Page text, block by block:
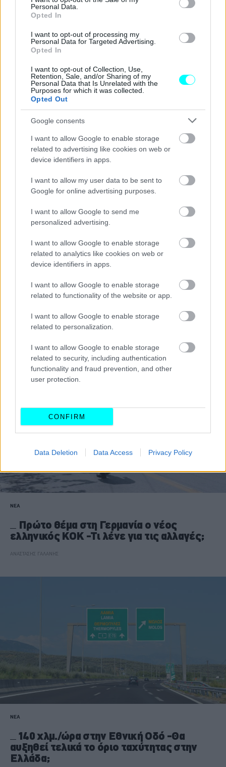
Personal Data.
Opted In
I want to opt-out of processing my
Personal Data for Targeted Advertising.
Opted In
I want to opt-out of Collection, Use,
Retention, Sale, and/or Sharing of my
Personal Data that Is Unrelated with the
Purposes for which it was collected.
Opted Out
Google consents
I want to allow Google to enable storage
related to advertising like cookies on web or
device identifiers in apps.
I want to allow my user data to be sent to
Google for online advertising purposes.
I want to allow Google to send me
personalized advertising.
I want to allow Google to enable storage
related to analytics like cookies on web or
device identifiers in apps.
I want to allow Google to enable storage
related to functionality of the website or app.
I want to allow Google to enable storage
related to personalization.
I want to allow Google to enable storage
related to security, including authentication
functionality and fraud prevention, and other
user protection.
CONFIRM
Data Deletion Data Access Privacy Policy
Μπαίνουν κάμερες στα λεωφορεία της
Αθήνας -Τι θα φωτογραφίζουν, σε ποιους
θα στέλνουν τις κλήσεις
ΑΝΑΣΤΑΣΗΣ ΓΑΛΑΝΗΣ
Lamborghini Huracan και Nissan GT-R
έμειναν χωρίς πινακίδες στην Παραλιακή
-Ποια παράβαση έκαναν
ΝΕΑ
Πρώτο θέμα στη Γερμανία ο νέος
ελληνικός ΚΟΚ -Τι λένε για τις αλλαγές;
ΑΝΑΣΤΑΣΗΣ ΓΑΛΑΝΗΣ
ΝΕΑ
140 χλμ./ώρα στην Εθνική Οδό -Θα
αυξηθεί τελικά το όριο ταχύτητας στην
Ελλάδα;